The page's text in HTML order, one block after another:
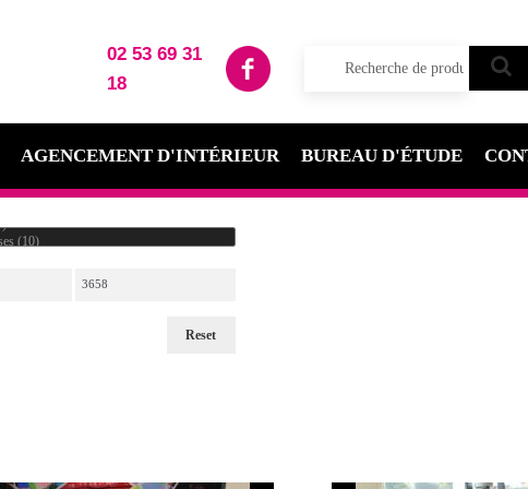
02 53 69 31
18
AGENCEMENT D'INTÉRIEUR BUREAU D'ÉTUDE
Reset